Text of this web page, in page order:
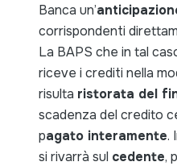
Banca un’
corrispondenti
La BAPS che in tal
riceve i crediti nella
risulta ristorata del
scadenza del credito
pagato interamente.
si rivarrà sul cedente,